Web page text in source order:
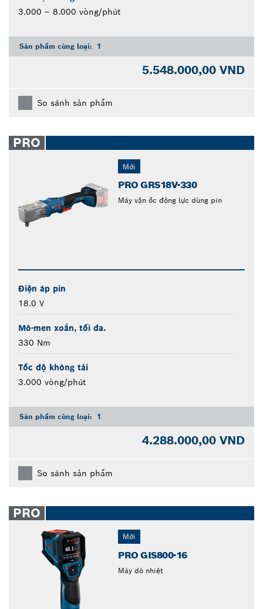
3.000 – 8.000 vòng/phút
Sản phẩm cùng loại: 1
5.548.000,00 VND
So sánh sản phẩm
PRO
Mới
PRO GRS18V-330
Máy vặn ốc động lực dùng pin
Điện áp pin
18.0 V
Mô-men xoắn, tối đa.
330 Nm
Tốc độ không tải
3.000 vòng/phút
Sản phẩm cùng loại: 1
4.288.000,00 VND
So sánh sản phẩm
PRO
Mới
PRO GIS800-16
Máy dò nhiệt